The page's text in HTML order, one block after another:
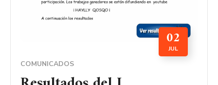
02
JUL
COMUNICADOS